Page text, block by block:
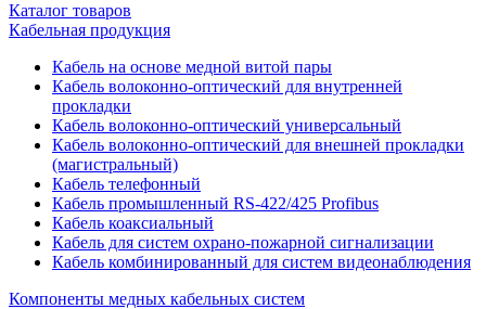
Каталог товаров
Кабельная продукция
Кабель на основе медной витой пары
Кабель волоконно-оптический для внутренней
прокладки
Кабель волоконно-оптический универсальный
Кабель волоконно-оптический для внешней прокладки
(магистральный)
Кабель телефонный
Кабель промышленный RS-422/425 Profibus
Кабель коаксиальный
Кабель для систем охрано-пожарной сигнализации
Кабель комбинированный для систем видеонаблюдения
Компоненты медных кабельных систем